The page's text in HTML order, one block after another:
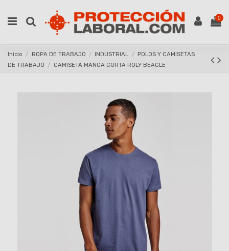
0
Inicio ROPA DE TRABAJO INDUSTRIAL
POLOS Y CAMISETAS
DE TRABAJO
CAMISETA MANGA CORTA ROLY BEAGLE